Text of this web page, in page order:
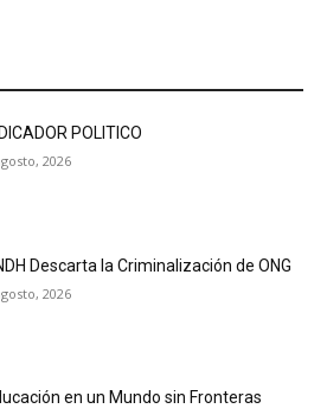
POLITICO
2026
Descarta la Criminalización de ONG
2026
en un Mundo sin Fronteras